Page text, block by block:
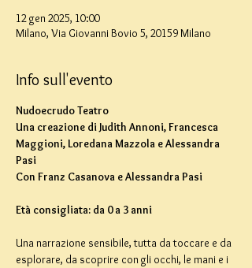
12 gen 2025, 10:00
Milano, Via Giovanni Bovio 5, 20159 Milano
Info sull'evento
Nudoecrudo Teatro
Una creazione di Judith Annoni, Francesca
Maggioni, Loredana Mazzola e Alessandra
Pasi
Con Franz Casanova e Alessandra Pasi
Età consigliata: da 0 a 3 anni
Una narrazione sensibile, tutta da toccare e da
esplorare, da scoprire con gli occhi, le mani e i